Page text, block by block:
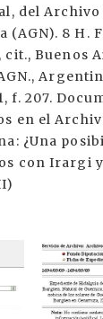
del Archivo
(AGN). 8 H.
Buenos
f. 207.
en el
¿Una
con Irargi